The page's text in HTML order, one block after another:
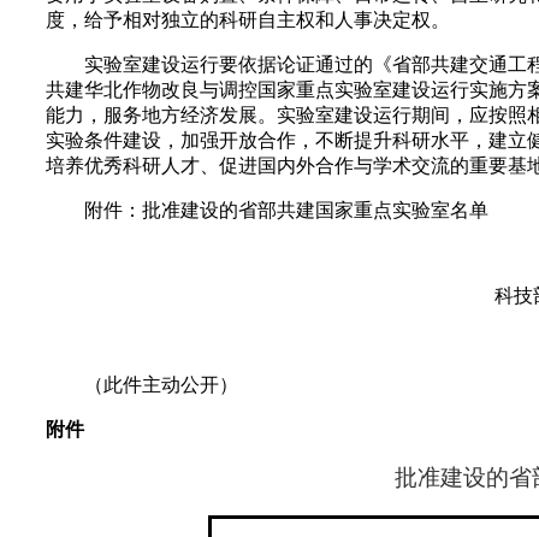
度，给予相对独立的科研自主权和人事决定权。
实验室建设运行要依据论证通过的《省部共建交通工
共建华北作物改良与调控国家重点实验室建设运行实施
能力，服务地方经济发展。实验室建设运行期间，应按
实验条件建设，加强开放合作，不断提升科研水平，建
培养优秀科研人才、促进国内外合作与学术交流的重要基
附件：批准建设的省部共建国家重点实验室名单
科
（此件主动公开）
附件
批准建设的